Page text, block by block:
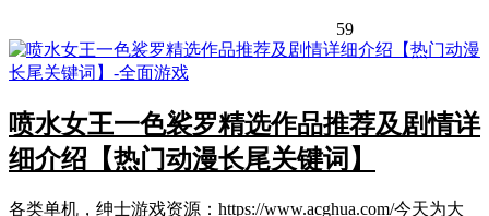
59
喷水女王一色裟罗精选作品推荐及剧情详
细介绍【热门动漫长尾关键词】
各类单机，绅士游戏资源：https://www.acghua.com/今天为大